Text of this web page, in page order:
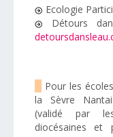
Ecologie
Détours
Pour les
la Sèvre
(validé par
diocésaines et